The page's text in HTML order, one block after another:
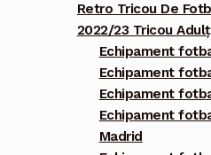
Retro Tricou De
2022/23 Tricou
Echipament
Echipament
Echipament
Echipament
Madrid